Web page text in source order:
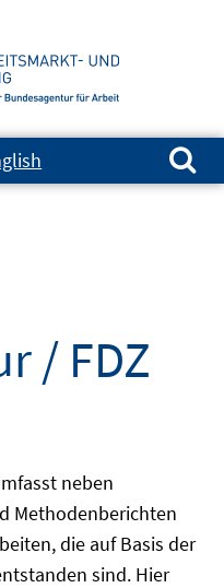
Suchen nach:
/ FDZ
neben
Methodenberichten
die auf Basis der
sind. Hier